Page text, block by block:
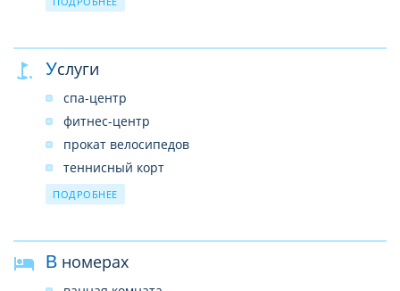
банкетные залы
бизнес-центр
Услуги
спа-центр
фитнес-центр
прокат велосипедов
теннисный корт
боулинг
паровая баня
сауна
ПОДРОБНЕЕ
В номерах